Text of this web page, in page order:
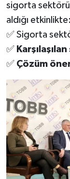
sigorta
aldığı etkinlikte:
✅ Sigorta
✅
✅ Çözüm
MEDYA
SEÇİM
ÜÇÜNCÜ
BİLİMNET
Yemek
SİVİL
SEÇİM